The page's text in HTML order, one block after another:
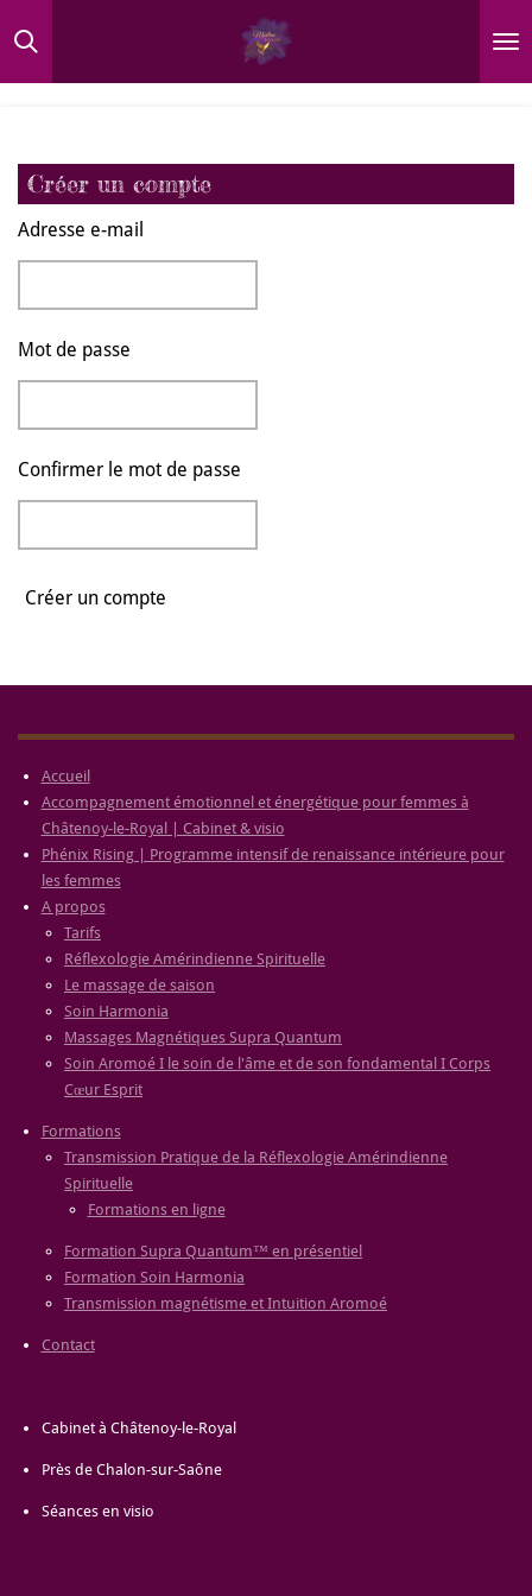
Passer
Créer un compte
Adresse e-mail
Mot de passe
Confirmer le mot de passe
Créer un compte
Accueil
Accompagnement émotionnel et énergétique pour femmes à
Châtenoy-le-Royal | Cabinet & visio
Phénix Rising | Programme intensif de renaissance intérieure pour
les femmes
A propos
Tarifs
Réflexologie Amérindienne Spirituelle
Le massage de saison
Soin Harmonia
Massages Magnétiques Supra Quantum
Soin Aromoé I le soin de l'âme et de son fondamental I Corps
Cœur Esprit
Formations
Transmission Pratique de la Réflexologie Amérindienne
Spirituelle
Formations en ligne
Formation Supra Quantum™ en présentiel
Formation Soin Harmonia
Transmission magnétisme et Intuition Aromoé
Contact
Cabinet à Châtenoy-le-Royal
Près de Chalon-sur-Saône
Séances en visio